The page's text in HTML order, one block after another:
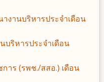
งานบริหารประจำเดือน
บริหารประจำเดือน
าร (รพช./สสอ.) เดือน